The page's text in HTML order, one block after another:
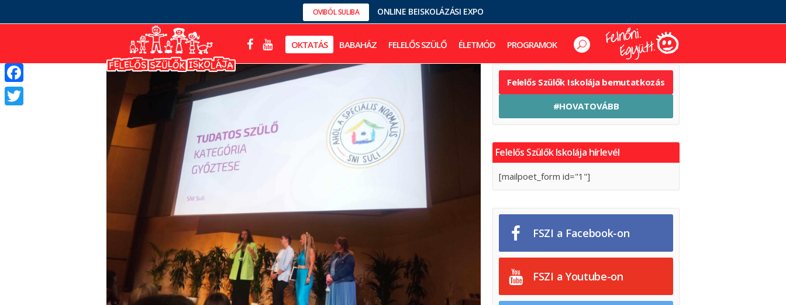
OVIBÓL SULIBA ONLINE BEISKOLÁZÁSI EXPO
OKTATÁS BABAHÁZ FELELŐS SZÜLŐ ÉLETMÓD PROGRAMOK
Felelős Szülők Iskolája bemutatkozás
#HOVATOVÁBB
Felelős Szülők Iskolája hírlevél
[mailpoet_form id="1"]
FSZI a Facebook-on
FSZI a Youtube-on
Facebook